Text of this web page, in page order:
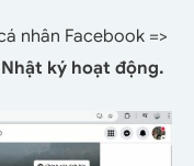
nhân Facebook =>
Nhật ký hoạt động.